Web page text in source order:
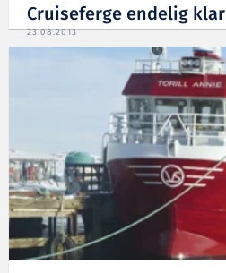
Cruiseferge endelig klar
23.08.2013